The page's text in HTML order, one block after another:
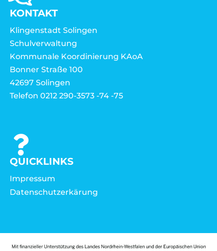
KONTAKT
Klingenstadt Solingen
Schulverwaltung
Kommunale Koordinierung KAoA
Bonner Straße 100
42697 Solingen
Telefon 0212 290-3573 -74 -75
QUICKLINKS
Impressum
Datenschutzerkärung